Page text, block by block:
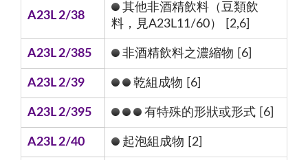
A23L 2/38
其他非酒精飲料（豆類飲
料，見A23L11/60） [2,6]
A23L 2/385 非酒精飲料之濃縮物 [6]
A23L 2/39 乾組成物 [6]
A23L 2/395 有特殊的形狀或形式 [6]
A23L 2/40 起泡組成物 [2]